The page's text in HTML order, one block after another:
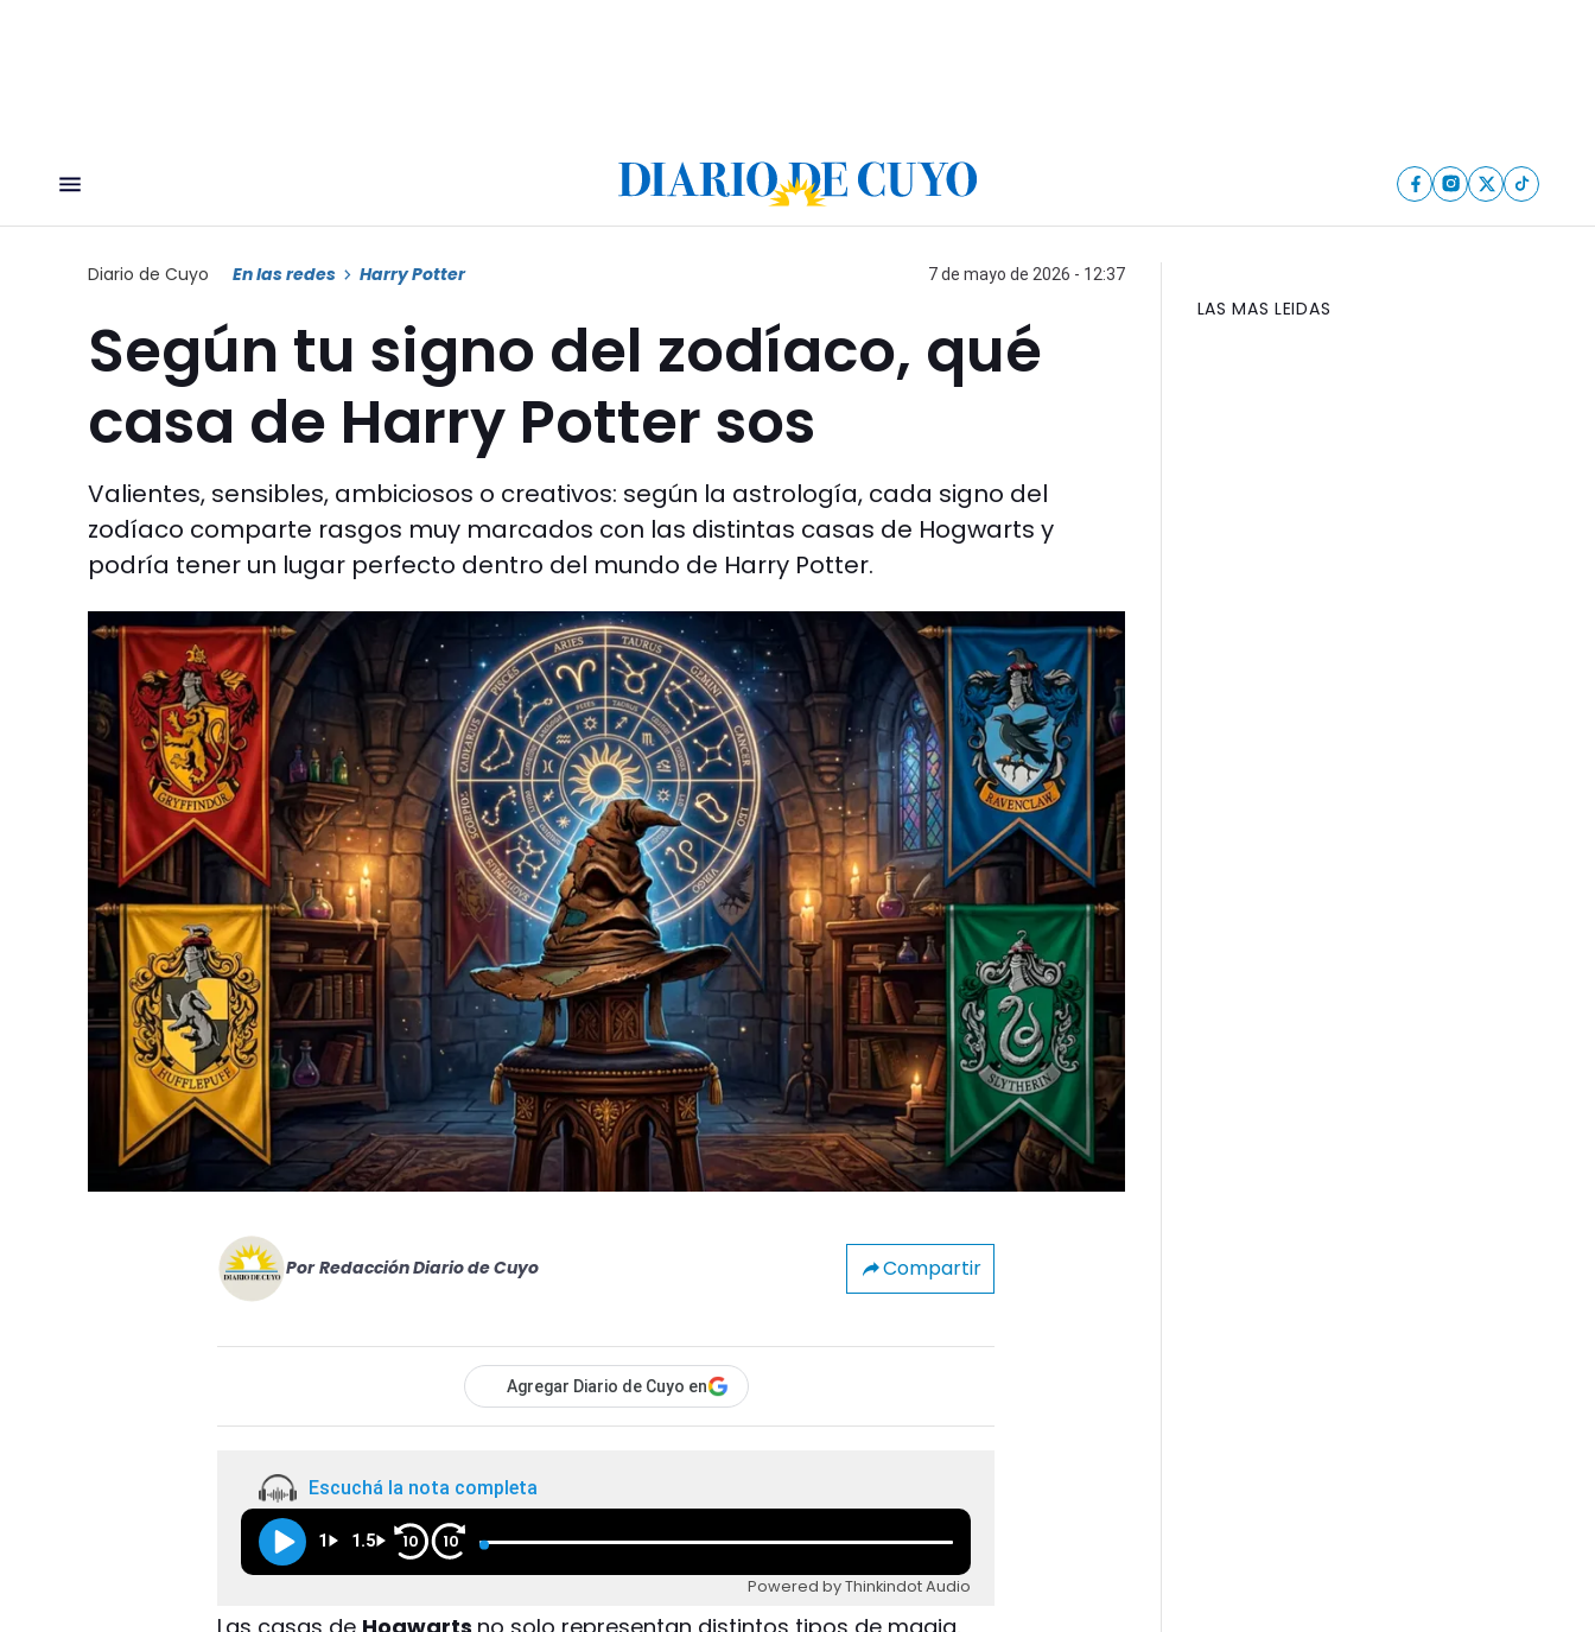
Diario de Cuyo En las redes Harry Potter 7 de mayo de 2026 - 12:37
Según tu signo del zodíaco, qué
casa de Harry Potter sos
Valientes, sensibles, ambiciosos o creativos: según la astrología, cada signo del
zodíaco comparte rasgos muy marcados con las distintas casas de Hogwarts y
podría tener un lugar perfecto dentro del mundo de Harry Potter.
Por Redacción Diario de Cuyo Compartir
Agregar Diario de Cuyo en
Escuchá la nota completa
1 1.5 10 10
Powered by Thinkindot Audio
LAS MAS LEIDAS